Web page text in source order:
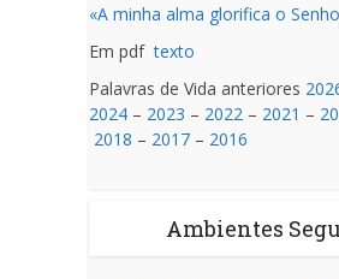
«A minha alma glorifica o
Em pdftexto
Palavras de Vida anteriores
2024 – 2023 – 2022 – 2021 –
2018 – 2017 – 2016
Ambientes